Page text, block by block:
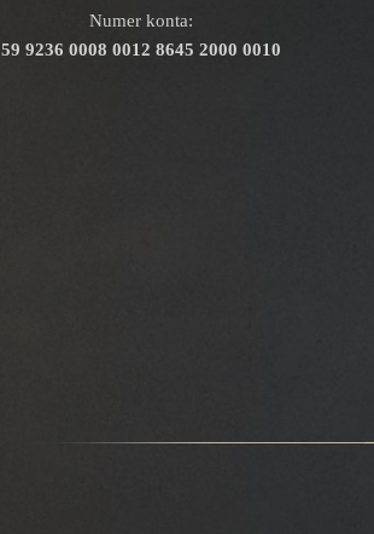
Numer konta:
59 9236 0008 0012 8645 2000 0010